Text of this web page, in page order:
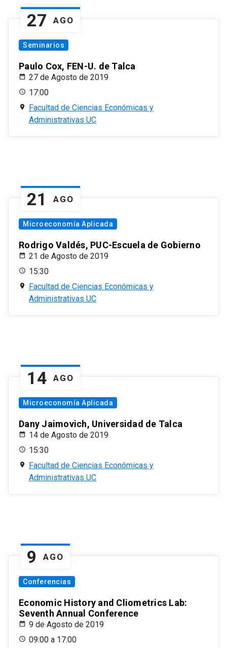
27 AGO
Seminarios
Paulo Cox, FEN-U. de Talca
27 de Agosto de 2019
17:00
Facultad de Ciencias Económicas y
Administrativas UC
21 AGO
Microeconomía Aplicada
Rodrigo Valdés, PUC-Escuela de Gobierno
21 de Agosto de 2019
15:30
Facultad de Ciencias Económicas y
Administrativas UC
14 AGO
Microeconomía Aplicada
Dany Jaimovich, Universidad de Talca
14 de Agosto de 2019
15:30
Facultad de Ciencias Económicas y
Administrativas UC
9 AGO
Conferencias
Economic History and Cliometrics Lab:
Seventh Annual Conference
9 de Agosto de 2019
09:00 a 17:00